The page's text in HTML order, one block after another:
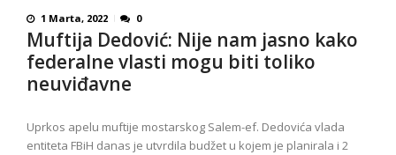
1 Marta, 2022 0
Muftija Dedović: Nije nam jasno kako
federalne vlasti mogu biti toliko
neuviđavne
Uprkos apelu muftije mostarskog Salem-ef. Dedovića vlada
entiteta FBiH danas je utvrdila budžet u kojem je planirala i 2